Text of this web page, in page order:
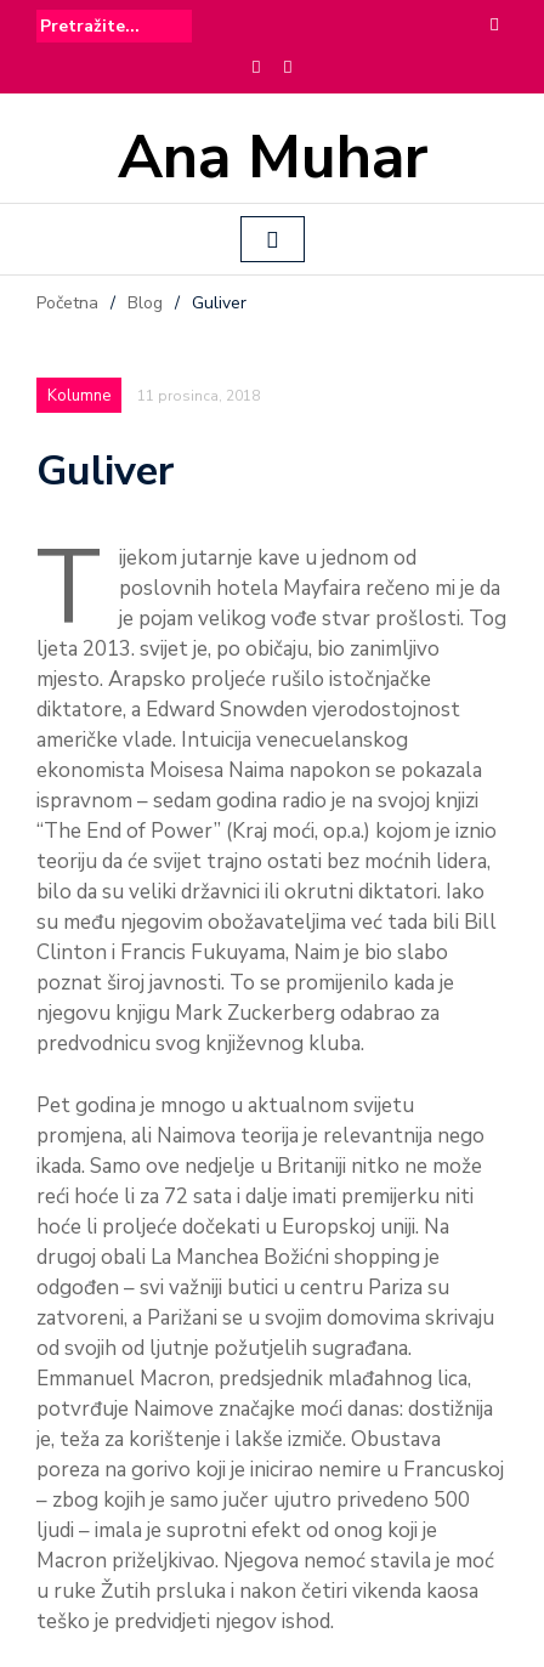
Ana Muhar
Početna / Blog / Guliver
Kolumne 11 prosinca, 2018
Guliver
T
ijekom jutarnje kave u jednom od
poslovnih hotela Mayfaira rečeno mi je da
je pojam velikog vođe stvar prošlosti. Tog
ljeta 2013. svijet je, po običaju, bio zanimljivo
mjesto. Arapsko proljeće rušilo istočnjačke
diktatore, a Edward Snowden vjerodostojnost
američke vlade. Intuicija venecuelanskog
ekonomista Moisesa Naima napokon se pokazala
ispravnom – sedam godina radio je na svojoj knjizi
“The End of Power” (Kraj moći, op.a.) kojom je iznio
teoriju da će svijet trajno ostati bez moćnih lidera,
bilo da su veliki državnici ili okrutni diktatori. Iako
su među njegovim obožavateljima već tada bili Bill
Clinton i Francis Fukuyama, Naim je bio slabo
poznat široj javnosti. To se promijenilo kada je
njegovu knjigu Mark Zuckerberg odabrao za
predvodnicu svog književnog kluba.
Pet godina je mnogo u aktualnom svijetu
promjena, ali Naimova teorija je relevantnija nego
ikada. Samo ove nedjelje u Britaniji nitko ne može
reći hoće li za 72 sata i dalje imati premijerku niti
hoće li proljeće dočekati u Europskoj uniji. Na
drugoj obali La Manchea Božićni shopping je
odgođen – svi važniji butici u centru Pariza su
zatvoreni, a Parižani se u svojim domovima skrivaju
od svojih od ljutnje požutjelih sugrađana.
Emmanuel Macron, predsjednik mlađahnog lica,
potvrđuje Naimove značajke moći danas: dostižnija
je, teža za korištenje i lakše izmiče. Obustava
poreza na gorivo koji je inicirao nemire u Francuskoj
– zbog kojih je samo jučer ujutro privedeno 500
ljudi – imala je suprotni efekt od onog koji je
Macron priželjkivao. Njegova nemoć stavila je moć
u ruke Žutih prsluka i nakon četiri vikenda kaosa
teško je predvidjeti njegov ishod.